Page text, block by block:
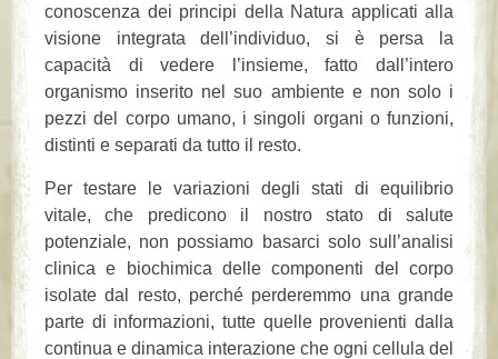
conoscenza dei principi della Natura applicati alla
visione integrata dell’individuo, si è persa la
capacità di vedere l’insieme, fatto dall’intero
organismo inserito nel suo ambiente e non solo i
pezzi del corpo umano, i singoli organi o funzioni,
distinti e separati da tutto il resto.
Per testare le variazioni degli stati di equilibrio
vitale, che predicono il nostro stato di salute
potenziale, non possiamo basarci solo sull’analisi
clinica e biochimica delle componenti del corpo
isolate dal resto, perché perderemmo una grande
parte di informazioni, tutte quelle provenienti dalla
continua e dinamica interazione che ogni cellula del